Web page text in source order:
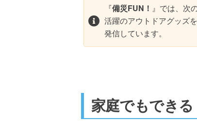
『備災FUN！ 』では、次
活躍のアウトドアグッズ
発信しています。
家庭でもできる